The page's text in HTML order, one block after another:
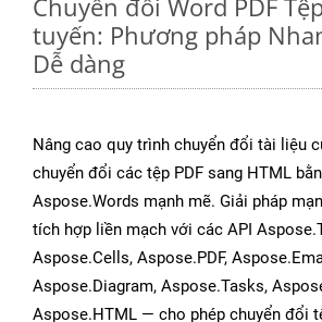
Chuyển đổi Word PDF
tuyến: Phương pháp
Dễ dàng
Nâng cao quy trình chuyển đổi tài liệu
chuyển đổi các tệp PDF sang HTML
Aspose.Words mạnh mẽ. Giải pháp
tích hợp liền mạch với các API
Aspose.Cells, Aspose.PDF,
Aspose.Diagram, Aspose.Tasks,
Aspose.HTML — cho phép chuyển đổi